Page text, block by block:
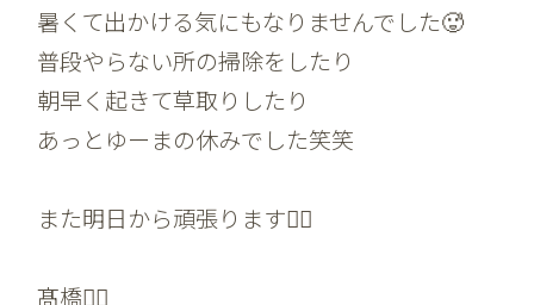
暑くて出かける気にもなりませんでした🥵
普段やらない所の掃除をしたり
朝早く起きて草取りしたり
あっとゆーまの休みでした笑笑
また明日から頑張ります🙋‍♀️
髙橋🧚‍♂️